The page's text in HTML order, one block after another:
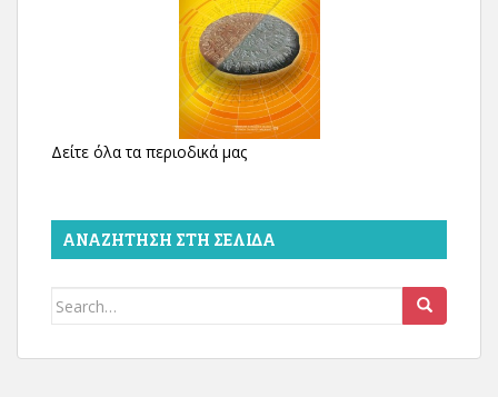
Δείτε όλα τα περιοδικά μας
ΑΝΑΖΉΤΗΣΗ ΣΤΗ ΣΕΛΊΔΑ
Search